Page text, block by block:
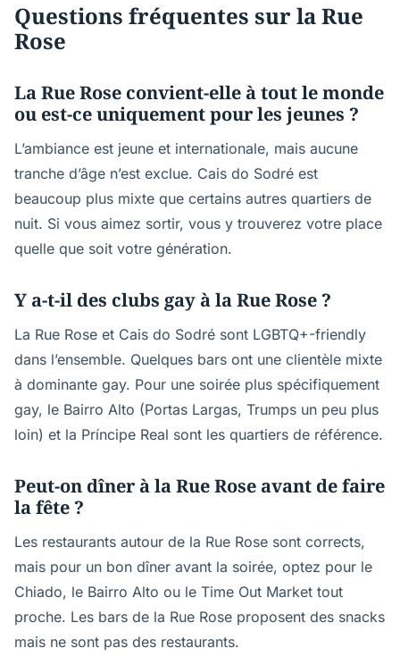
Questions fréquentes sur la Rue
Rose
La Rue Rose convient-elle à tout le monde
ou est-ce uniquement pour les jeunes ?
L’ambiance est jeune et internationale, mais aucune
tranche d’âge n’est exclue. Cais do Sodré est
beaucoup plus mixte que certains autres quartiers de
nuit. Si vous aimez sortir, vous y trouverez votre place
quelle que soit votre génération.
Y a-t-il des clubs gay à la Rue Rose ?
La Rue Rose et Cais do Sodré sont LGBTQ+-friendly
dans l’ensemble. Quelques bars ont une clientèle mixte
à dominante gay. Pour une soirée plus spécifiquement
gay, le Bairro Alto (Portas Largas, Trumps un peu plus
loin) et la Príncipe Real sont les quartiers de référence.
Peut-on dîner à la Rue Rose avant de faire
la fête ?
Les restaurants autour de la Rue Rose sont corrects,
mais pour un bon dîner avant la soirée, optez pour le
Chiado, le Bairro Alto ou le Time Out Market tout
proche. Les bars de la Rue Rose proposent des snacks
mais ne sont pas des restaurants.